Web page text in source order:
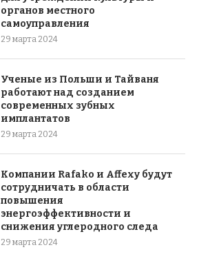
органов местного
самоуправления
29 марта 2024
Ученые из Польши и Тайваня
работают над созданием
современных зубных
имплантатов
29 марта 2024
Компании Rafako и Affexy будут
сотрудничать в области
повышения
энергоэффективности и
снижения углеродного следа
29 марта 2024